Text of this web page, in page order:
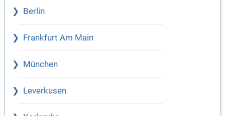
Berlin
Frankfurt Am Main
München
Leverkusen